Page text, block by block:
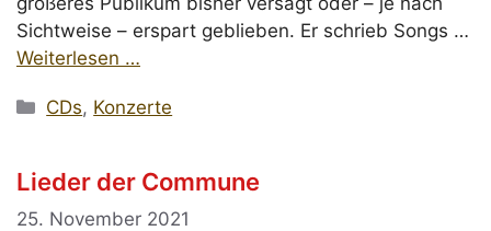
Sichtweise – erspart geblieben. Er schrieb Songs …
Weiterlesen …
Kategorien
CDs, Konzerte
Lieder der Commune
25. November 2021